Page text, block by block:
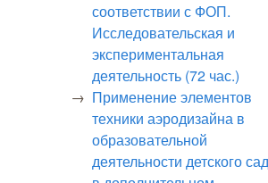
соответствии с ФОП.
Исследовательская и
экспериментальная
деятельность (72 час.)
Применение элементов
техники аэродизайна в
образовательной
деятельности детского